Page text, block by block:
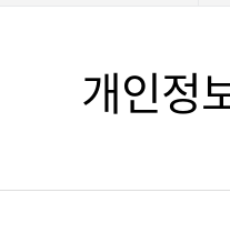
연혁
개인정
부민스토리
외래진료